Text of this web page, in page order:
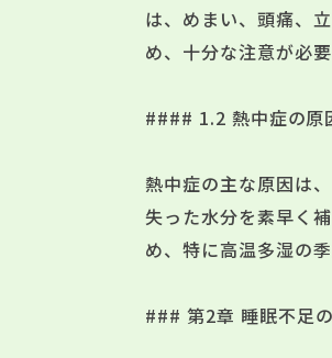
は、めまい、頭痛、
め、十分な注意が必要
#### 1.2 熱中症の原
熱中症の主な原因は
失った水分を素早く
め、特に高温多湿の
### 第2章 睡眠不足